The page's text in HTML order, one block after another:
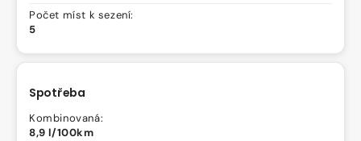
Počet míst k sezení:
5
Spotřeba
Kombinovaná:
8,9 l/100km